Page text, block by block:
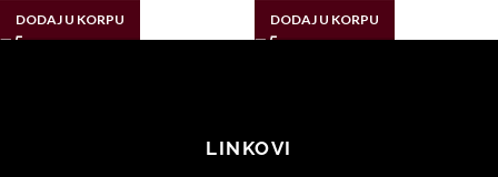
DODAJ U KORPU DODAJ U KORPU
LINKOVI